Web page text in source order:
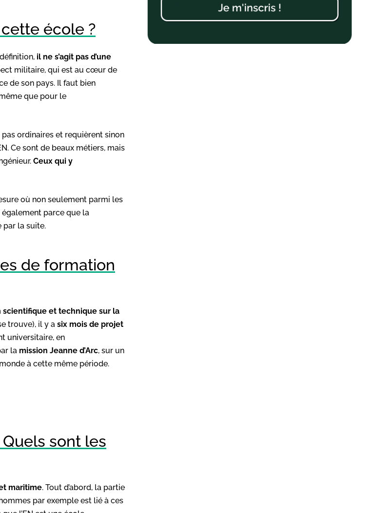
école ?
il ne s’agit pas d’une
militaire, qui est au cœur de
de son pays. Il faut bien
que pour le
ordinaires et requièrent sinon
Ce sont de beaux métiers, mais
Ceux qui y
où non seulement parmi les
également parce que la
par la suite.
de formation
scientifique et technique sur la
trouve), il y a six mois de projet
universitaire, en
la mission Jeanne d’Arc, sur un
à cette même période.
sont les
maritime. Tout d’abord, la partie
par exemple est lié à ces